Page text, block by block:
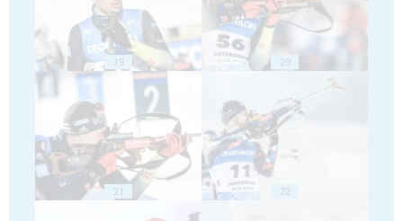
19 20
21 22